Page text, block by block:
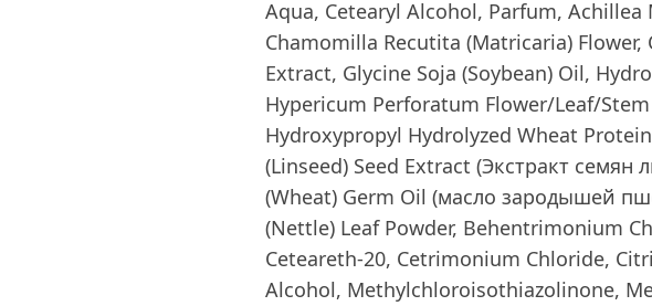
Aqua, Cetearyl Alcohol, Parfum,
Chamomilla Recutita (Matricaria)
Extract, Glycine Soja (Soybean) Oil,
Hypericum Perforatum Flower/Leaf/
Hydroxypropyl Hydrolyzed Wheat
(Linseed) Seed Extract (Экстракт семян
(Wheat) Germ Oil (масло зародышей
(Nettle) Leaf Powder, Behentrimonium
Ceteareth-20, Cetrimonium Chloride,
Alcohol, Methylchloroisothiazolinone,